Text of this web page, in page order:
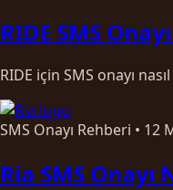
RIDE SMS
RIDE için SMS onayı
SMS Onayı Rehberi • 12
Ria SMS Onayı